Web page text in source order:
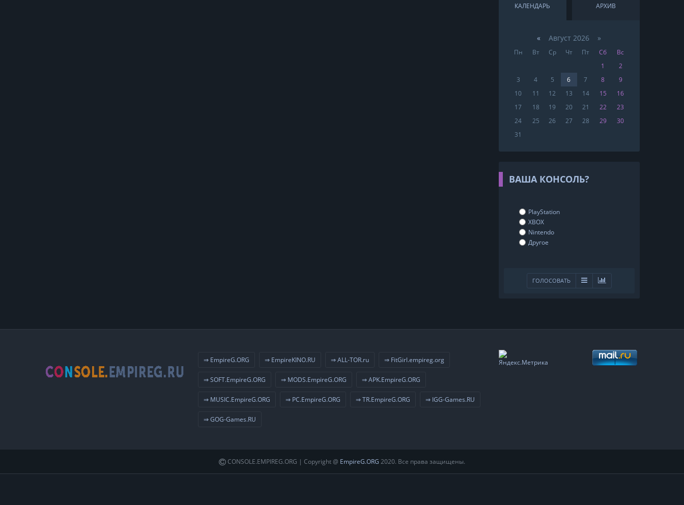
КАЛЕНДАРЬ АРХИВ
« Август 2026 »
Пн Вт Ср Чт Пт Сб
Вс
1
2
3
4 5 6 7 8
9
10
11 12 13 14 15
16
17
18 19 20 21 22
23
24
25 26 27 28 29
30
31
ВАША КОНСОЛЬ?
PlayStation
XBOX
Nintendo
Другое
ГОЛОСОВАТЬ
⇒ EmpireG.ORG ⇒ EmpireKINO.RU ⇒ ALL-TOR.ru ⇒ FitGirl.empireg.org
⇒ SOFT.EmpireG.ORG ⇒ MODS.EmpireG.ORG ⇒ APK.EmpireG.ORG
⇒ MUSIC.EmpireG.ORG ⇒ PC.EmpireG.ORG ⇒ TR.EmpireG.ORG ⇒ IGG-Games.RU
⇒ GOG-Games.RU
CONSOLE.EMPIREG.ORG | Copyright @ EmpireG.ORG 2020. Все права защищены.